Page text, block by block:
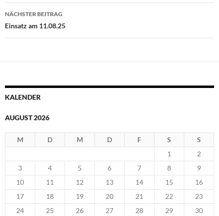
NÄCHSTER BEITRAG
Einsatz am 11.08.25
KALENDER
AUGUST 2026
M D M D F S S
1
2
3
4 5 6 7 8
9
10
11 12 13 14 15
16
17
18 19 20 21 22
23
24
25 26 27 28 29
30